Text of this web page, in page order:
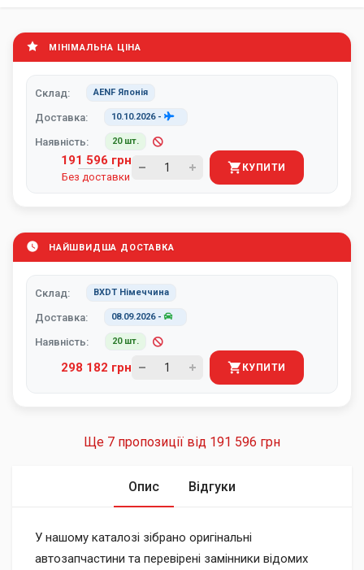
МІНІМАЛЬНА ЦІНА
Склад: AENF Японія
Доставка: 10.10.2026-
Наявність: 20 шт.
191 596 грн
Без доставки
КУПИТИ
НАЙШВИДША ДОСТАВКА
Склад: BXDT Німеччина
Доставка: 08.09.2026-
Наявність: 20 шт.
298 182 грн КУПИТИ
Ще 7 пропозиції від 191 596 грн
Опис Відгуки
У нашому каталозі зібрано оригінальні
автозапчастини та перевірені замінники відомих